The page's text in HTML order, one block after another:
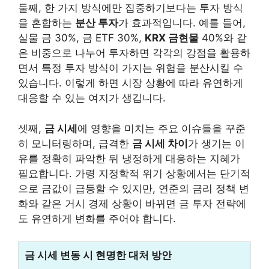
둘째, 한 가지 방식에만 집중하기보다는 투자 방식
을 혼합하는 분산 투자가 효과적입니다. 예를 들어,
실물 금 30%, 금 ETF 30%, KRX 금현물 40%와 같
은 비중으로 나누어 투자하면 각각의 강점을 활용하
면서 특정 투자 방식이 가지는 위험을 분산시킬 수
있습니다. 이렇게 하면 시장 상황에 따라 유연하게
대응할 수 있는 여지가 생깁니다.
셋째, 금 시세에 영향을 미치는 주요 이슈들을 꾸준
히 모니터링하며, 급격한 금 시세 차이가 생기는 이
유를 정확히 파악한 뒤 냉정하게 대응하는 지혜가
필요합니다. 가령 지정학적 위기 상황에서는 단기적
으로 금값이 급등할 수 있지만, 연준의 금리 정책 변
화와 같은 거시 경제 상황이 바뀌면 금 투자 전략에
도 유연하게 변화를 주어야 합니다.
금 시세 변동 시 현명한 대처 방안